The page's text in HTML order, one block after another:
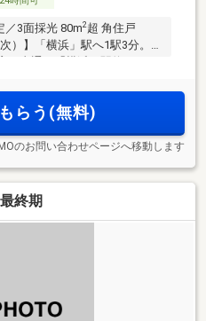
／3面採光 80m2 超 角住戸
）】「横浜」駅へ1駅3分。2
サバトリールームなど多彩
らう(無料)
のお問い合わせページへ移動します
終期